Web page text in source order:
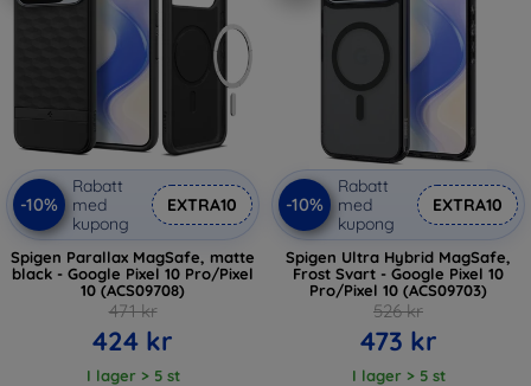
-10%
Rabatt
med
kupong
EXTRA10
Spigen Parallax MagSafe, matte
black - Google Pixel 10 Pro/Pixel
10 (ACS09708)
471 kr
424 kr
I lager > 5 st
-10%
Rabatt
med
kupong
EXTRA10
Spigen Ultra Hybrid MagSafe,
Frost Svart - Google Pixel 10
Pro/Pixel 10 (ACS09703)
526 kr
473 kr
I lager > 5 st